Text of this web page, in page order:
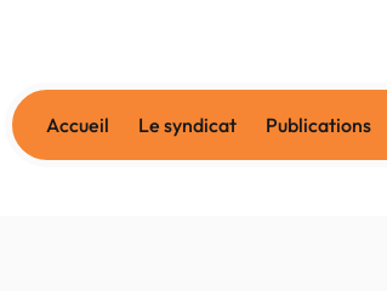
Accueil Le syndicat Publications